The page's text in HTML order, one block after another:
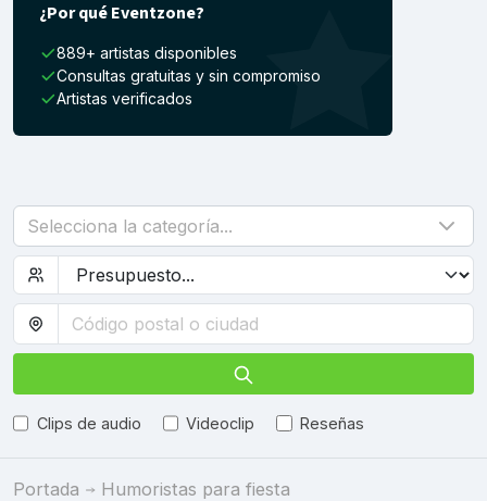
¿Por qué Eventzone?
889+ artistas disponibles
Consultas gratuitas y sin compromiso
Artistas verificados
Selecciona la categoría...
Clips de audio Videoclip Reseñas
Portada Humoristas para fiesta